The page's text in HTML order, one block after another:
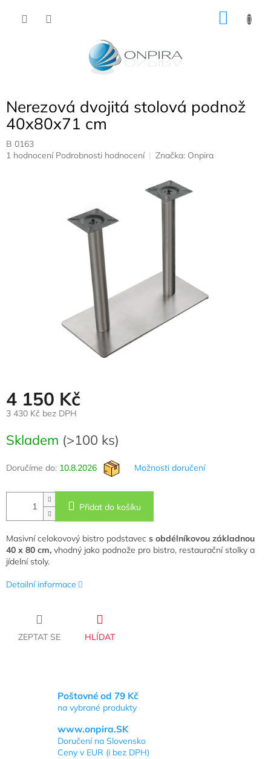
Nerezová dvojitá stolová podnož
40x80x71 cm
B 0163
Průměrné
1 hodnocení Podrobnosti hodnocení Značka: Onpira
4 150 Kč
3 430 Kč bez DPH
cena:
Skladem (>100 ks)
Doručíme do: 10.8.2026 Možnosti doručení
Přidat do košíku
Masivní celokovový bistro podstavec s obdélníkovou základnou
40 x 80 cm, vhodný jako podnože pro bistro, restaurační stolky a
jídelní stoly.
Detailní informace
ZEPTAT SE HLÍDAT
Poštovné od 79 Kč
na vybrané produkty
www.onpira.SK
Doručení na Slovensko
Ceny v EUR (i bez DPH)